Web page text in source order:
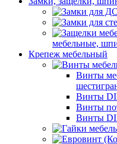
мебельные,
Крепеж мебельный
Винты
Винты
Винты
Винты